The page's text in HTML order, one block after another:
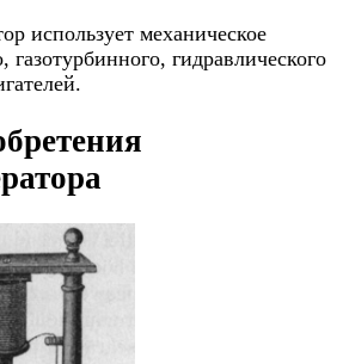
использует механическое
газотурбинного, гидравлического